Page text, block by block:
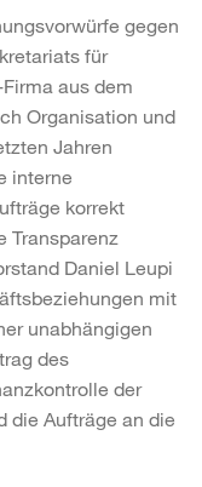
gegen
für
aus dem
Organisation und
Jahren
interne
korrekt
Transparenz
Daniel Leupi
mit
unabhängigen
des
der
die Aufträge an die